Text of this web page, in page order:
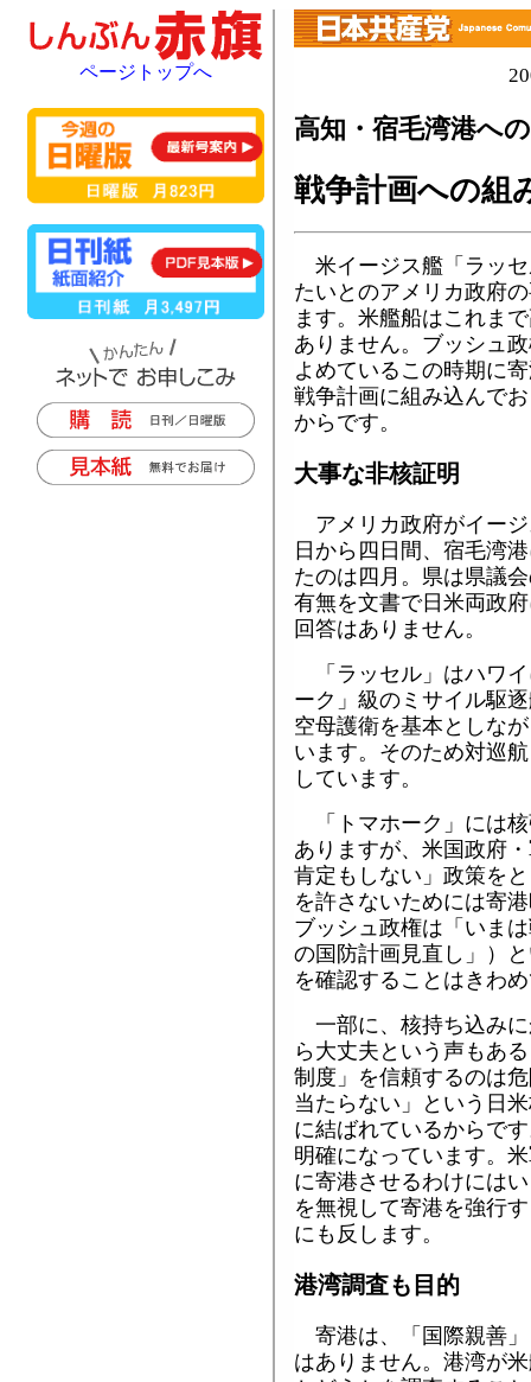
高知・宿毛湾港へ
戦争計画への組
米イージス艦「ラッ
たいとのアメリカ政府
ます。米艦船はこれま
ありません。ブッシュ
よめているこの時期に
戦争計画に組み込んで
からです。
大事な非核証明
アメリカ政府がイー
日から四日間、宿毛湾
たのは四月。県は県議
有無を文書で日米両政
回答はありません。
「ラッセル」はハワ
ーク」級のミサイル駆
空母護衛を基本としな
います。そのため対巡
しています。
「トマホーク」には
ありますが、米国政府
肯定もしない」政策を
を許さないためには寄
ブッシュ政権は「いま
の国防計画見直し」）
を確認することはきわ
一部に、核持ち込み
ら大丈夫という声もあ
制度」を信頼するのは
当たらない」という日
に結ばれているからで
明確になっています。
に寄港させるわけには
を無視して寄港を強行
にも反します。
港湾調査も目的
寄港は、「国際親善
はありません。港湾が
ページトップへ